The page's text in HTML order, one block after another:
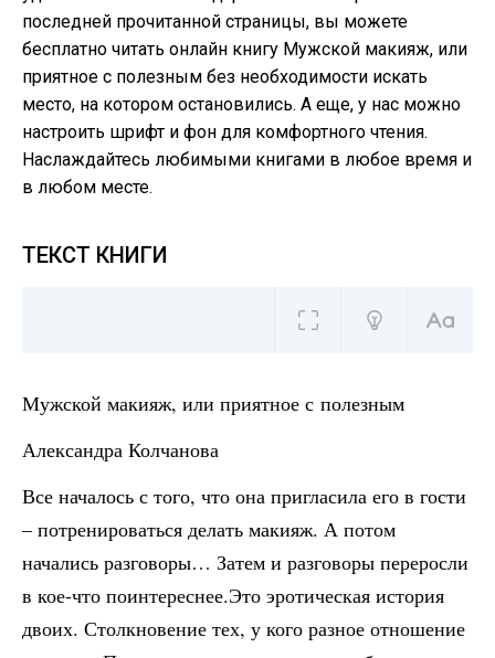
последней прочитанной страницы, вы можете
бесплатно читать онлайн книгу Мужской макияж, или
приятное с полезным без необходимости искать
место, на котором остановились. А еще, у нас можно
настроить шрифт и фон для комфортного чтения.
Наслаждайтесь любимыми книгами в любое время и
в любом месте.
ТЕКСТ КНИГИ
Мужской макияж, или приятное с полезным
Александра Колчанова
Все началось с того, что она пригласила его в гости
– потренироваться делать макияж. А потом
начались разговоры… Затем и разговоры переросли
в кое-что поинтереснее.Это эротическая история
двоих. Столкновение тех, у кого разное отношение